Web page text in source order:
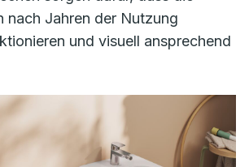
nach Jahren der Nutzung
und visuell ansprechend